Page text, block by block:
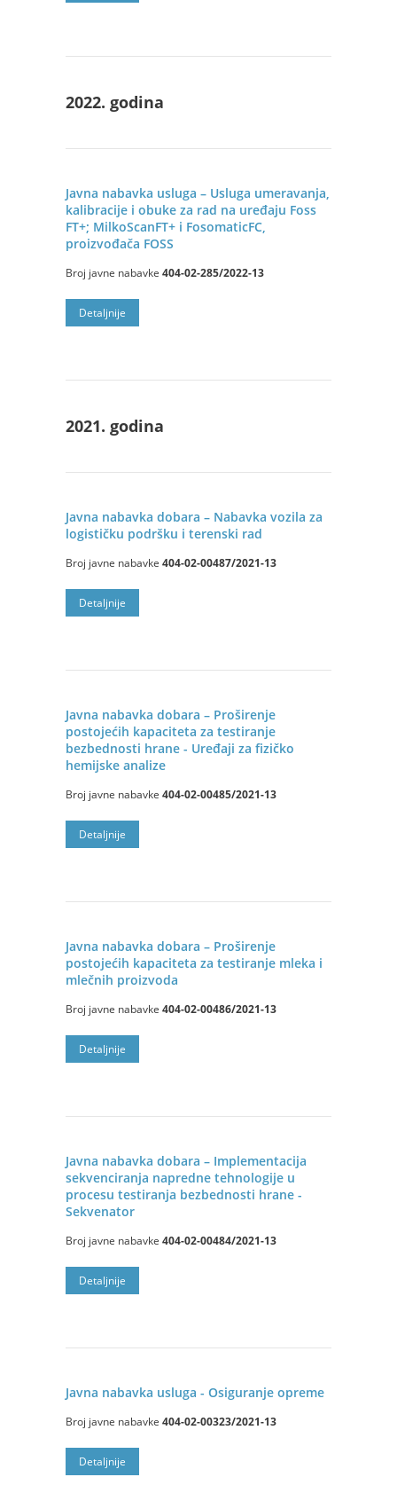
2022. godina
Javna nabavka usluga – Usluga umeravanja,
kalibracije i obuke za rad na uređaju Foss
FT+; MilkoScanFT+ i FosomaticFC,
proizvođača FOSS
Broj javne nabavke 404-02-285/2022-13
Detalјnije
2021. godina
Javna nabavka dobara – Nabavka vozila za
logističku podršku i terenski rad
Broj javne nabavke 404-02-00487/2021-13
Detalјnije
Javna nabavka dobara – Proširenje
postojećih kapaciteta za testiranje
bezbednosti hrane - Uređaji za fizičko
hemijske analize
Broj javne nabavke 404-02-00485/2021-13
Detalјnije
Javna nabavka dobara – Proširenje
postojećih kapaciteta za testiranje mleka i
mlečnih proizvoda
Broj javne nabavke 404-02-00486/2021-13
Detalјnije
Javna nabavka dobara – Implementacija
sekvenciranja napredne tehnologije u
procesu testiranja bezbednosti hrane -
Sekvenator
Broj javne nabavke 404-02-00484/2021-13
Detalјnije
Javna nabavka usluga - Osiguranje opreme
Broj javne nabavke 404-02-00323/2021-13
Detalјnije